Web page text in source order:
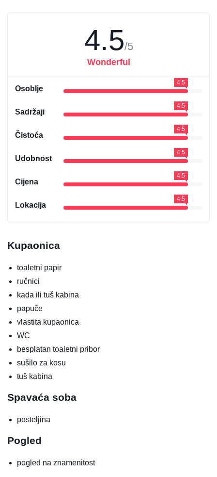
4.5/5
Wonderful
Osoblje
4.5
Sadržaji
4.5
Čistoća
4.5
Udobnost
4.5
Cijena
4.5
Lokacija
4.5
Kupaonica
toaletni papir
ručnici
kada ili tuš kabina
papuče
vlastita kupaonica
WC
besplatan toaletni pribor
sušilo za kosu
tuš kabina
Spavaća soba
posteljina
Pogled
pogled na znamenitost